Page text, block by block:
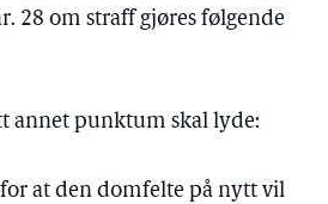
28 om straff gjøres følgende
annet punktum skal lyde:
at den domfelte på nytt vil